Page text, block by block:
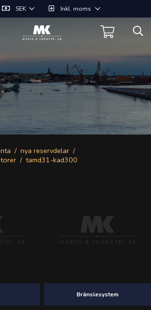
SEK Inkl. moms
nya reservdelar
tamd31-kad300
Bränslesystem